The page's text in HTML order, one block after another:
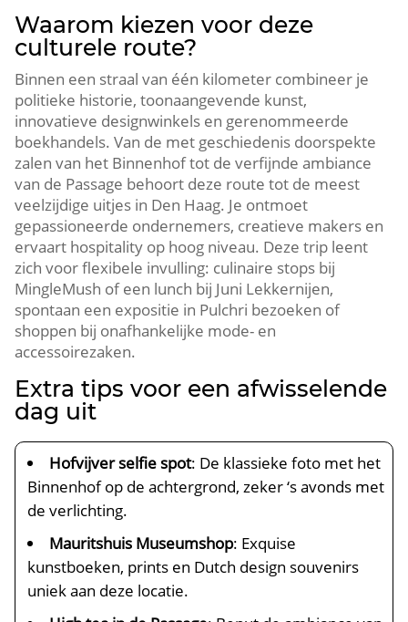
Waarom kiezen voor deze
culturele route?
Binnen een straal van één kilometer combineer je
politieke historie, toonaangevende kunst,
innovatieve designwinkels en gerenommeerde
boekhandels.​ Van de met geschiedenis doorspekte
zalen van het Binnenhof tot de verfijnde ambiance
van de Passage behoort deze route tot de meest
veelzijdige uitjes in Den Haag.​ Je ontmoet
gepassioneerde ondernemers, creatieve makers en
ervaart hospitality op hoog niveau.​ Deze trip leent
zich voor flexibele invulling: culinaire stops bij
MingleMush of een lunch bij Juni Lekkernijen,
spontaan een expositie in Pulchri bezoeken of
shoppen bij onafhankelijke mode- en
accessoirezaken.​
Extra tips voor een afwisselende
dag uit
Hofvijver selfie spot: De klassieke foto met het
Binnenhof op de achtergrond, zeker ‘s avonds met
de verlichting.​
Mauritshuis Museumshop: Exquise
kunstboeken, prints en Dutch design souvenirs
uniek aan deze locatie.​